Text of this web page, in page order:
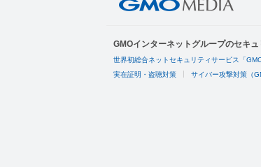
GMOインターネットグループのセキ
世界初総合ネットセキュリティサービス「
実在証明・盗聴対策 サイバー攻撃対策（